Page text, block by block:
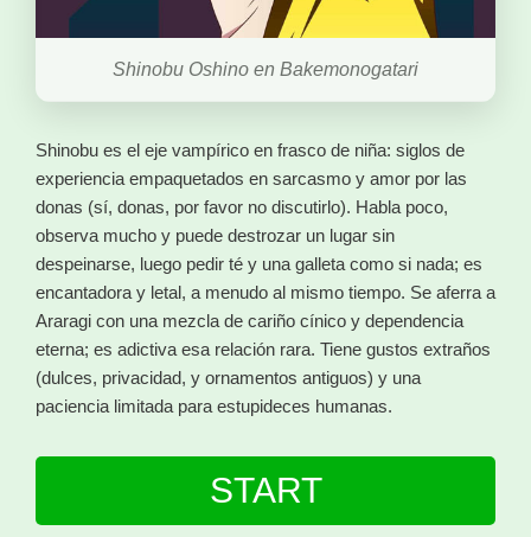
Shinobu Oshino en Bakemonogatari
Shinobu es el eje vampírico en frasco de niña: siglos de
experiencia empaquetados en sarcasmo y amor por las
donas (sí, donas, por favor no discutirlo). Habla poco,
observa mucho y puede destrozar un lugar sin
despeinarse, luego pedir té y una galleta como si nada; es
encantadora y letal, a menudo al mismo tiempo. Se aferra a
Araragi con una mezcla de cariño cínico y dependencia
eterna; es adictiva esa relación rara. Tiene gustos extraños
(dulces, privacidad, y ornamentos antiguos) y una
paciencia limitada para estupideces humanas.
START